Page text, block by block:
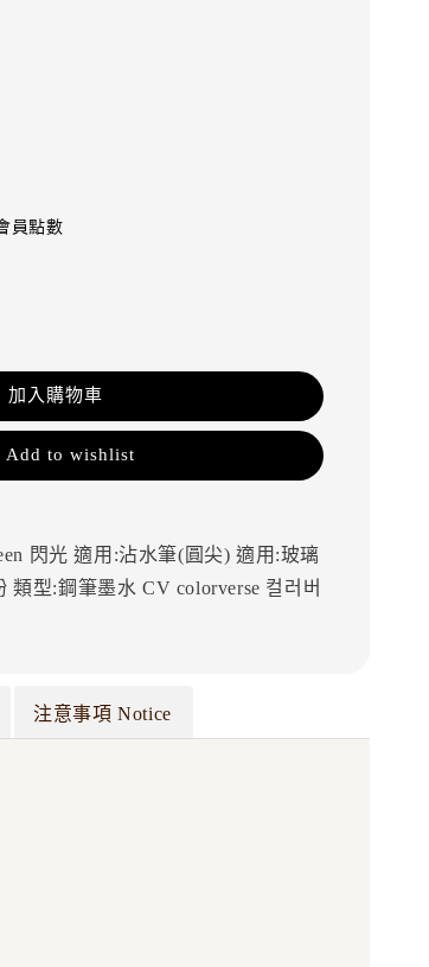
員點數
加入購物車
Add to wishlist
閃光適用:沾水筆(圓尖) 適用:玻璃
類型:鋼筆墨水CV colorverse 컬러버
注意事項 Notice